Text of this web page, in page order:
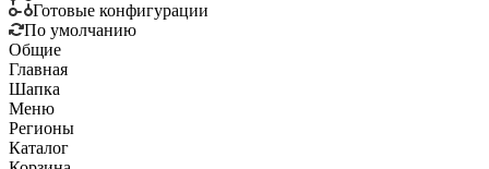
Готовые конфигурации
По умолчанию
Общие
Главная
Шапка
Меню
Регионы
Каталог